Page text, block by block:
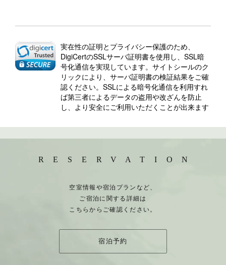
実在性の証明とプライバシー保護のため、
DigiCertのSSLサーバ証明書を使用し、SSL暗
号化通信を実現しています。サイトシールのク
リックにより、サーバ証明書の検証結果をご確
認ください。SSLによる暗号化通信を利用すれ
ば第三者によるデータの盗用や改ざんを防止
し、より安全にご利用いただくことが出来ます
RESERVATION
空室情報や宿泊プランなど、
ご宿泊に関する詳細は
こちらからご確認ください。
宿泊予約